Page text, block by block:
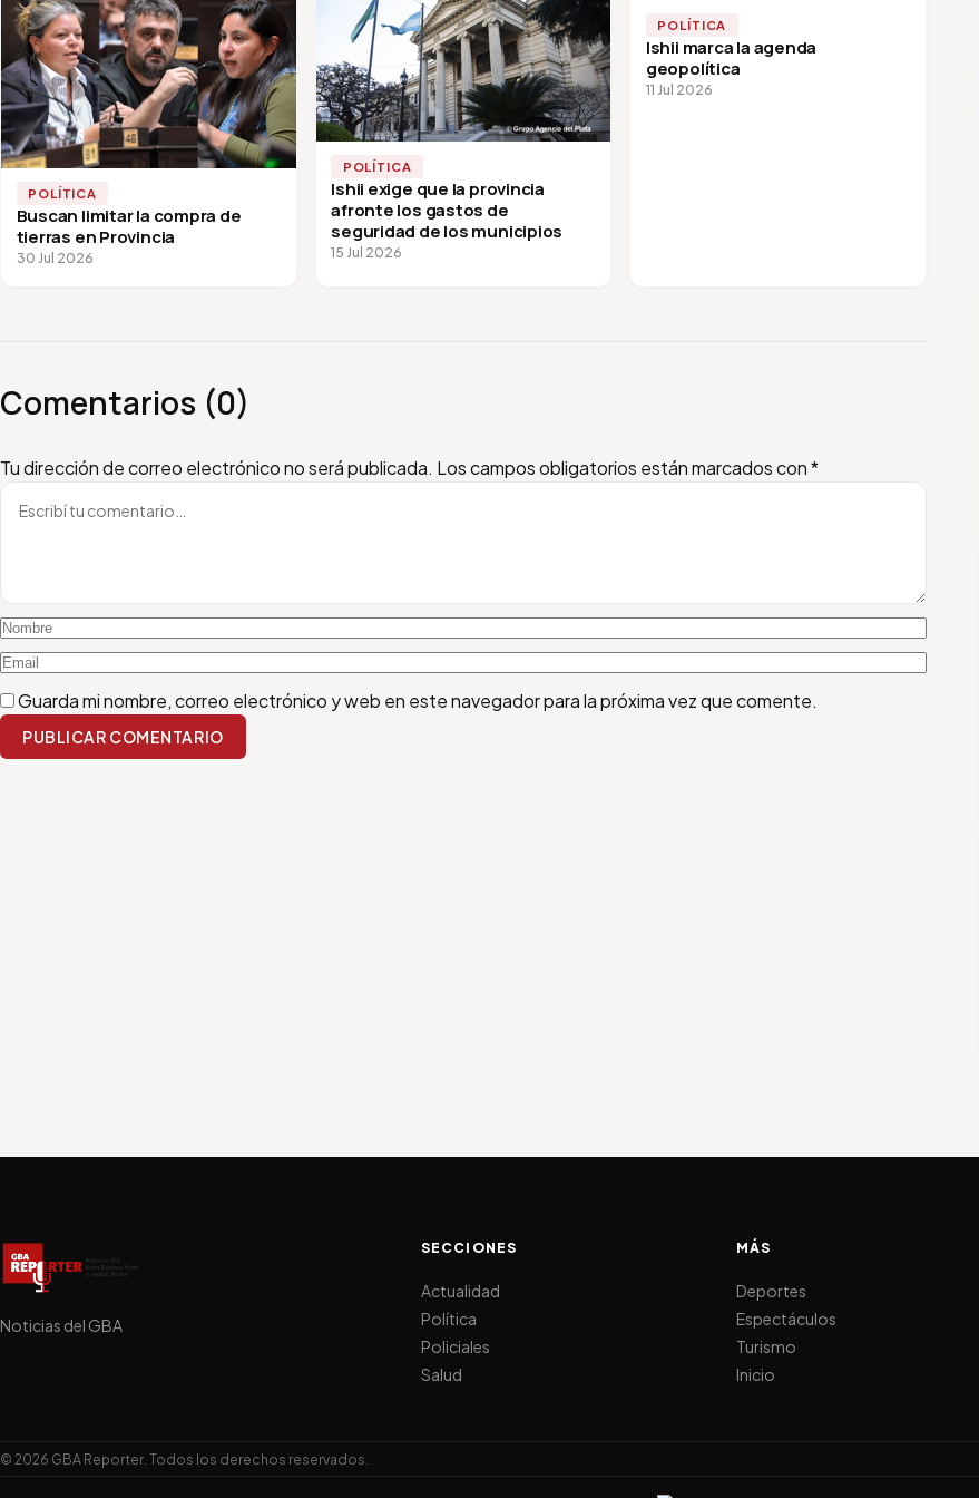
POLÍTICA
Buscan limitar la compra de
tierras en Provincia
30 Jul 2026
POLÍTICA
Ishii exige que la provincia
afronte los gastos de
seguridad de los municipios
15 Jul 2026
POLÍTICA
Ishii marca la agenda
geopolítica
11 Jul 2026
Comentarios (0)
Tu dirección de correo electrónico no será publicada. Los campos obligatorios están marcados con*
Escribí tu comentario
Nombre
Email
Guarda mi nombre, correo electrónico y web en este navegador para la próxima vez que comente.
PUBLICAR COMENTARIO
Noticias del GBA
SECCIONES
Actualidad
Política
Policiales
Salud
MÁS
Deportes
Espectáculos
Turismo
Inicio
© 2026 GBA Reporter. Todos los derechos reservados.